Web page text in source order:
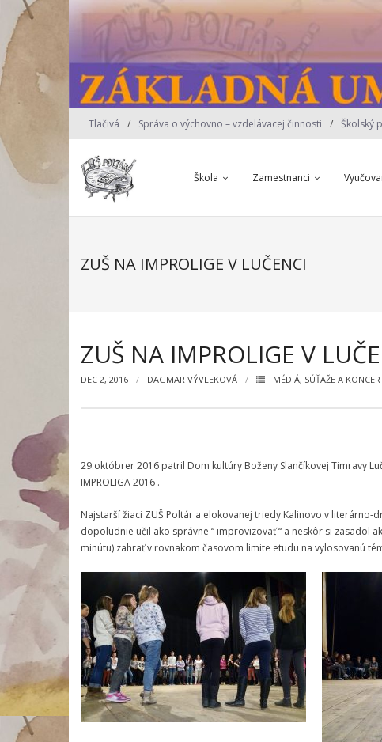
Tlačivá Správa o výchovno – vzdelávacej činnosti Školský
Škola Zamestnanci
ZUŠ NA IMPROLIGE V LUČENCI
ZUŠ NA IMPROLIGE V
DEC 2, 2016 DAGMAR VÝVLEKOVÁ MÉDIÁ, SÚŤAŽE A
29.októbrer 2016 patril Dom kultúry Boženy Slančíkovej Timravy
IMPROLIGA 2016 .
Najstarší žiaci ZUŠ Poltár a elokovanej triedy Kalinovo v literárno-
dopoludnie učil ako správne “ improvizovať “ a neskôr si zasadol
minútu) zahrať v rovnakom časovom limite etudu na vylosovanú